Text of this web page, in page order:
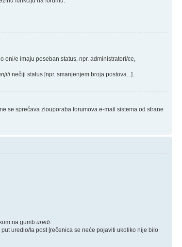
e imaju poseban status, npr. administratori/ce,
nečiji status [npr. smanjenjem broja postova...].
se sprečava zlouporaba forumova e-mail sistema od strane
na gumb uredi
uredio/la post [rečenica se neće pojaviti ukoliko nije bilo